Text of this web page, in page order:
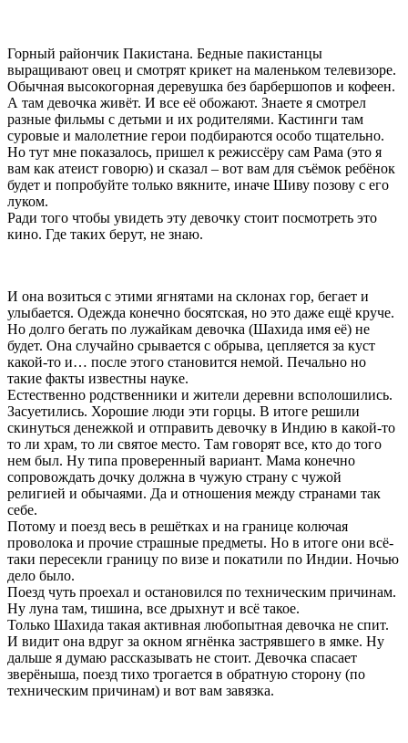
Горный райончик Пакистана. Бедные пакистанцы
выращивают овец и смотрят крикет на маленьком телевизоре.
Обычная высокогорная деревушка без барбершопов и кофеен.
А там девочка живёт. И все её обожают. Знаете я смотрел
разные фильмы с детьми и их родителями. Кастинги там
суровые и малолетние герои подбираются особо тщательно.
Но тут мне показалось, пришел к режиссёру сам Рама (это я
вам как атеист говорю) и сказал – вот вам для съёмок ребёнок
будет и попробуйте только вякните, иначе Шиву позову с его
луком.
Ради того чтобы увидеть эту девочку стоит посмотреть это
кино. Где таких берут, не знаю.
И она возиться с этими ягнятами на склонах гор, бегает и
улыбается. Одежда конечно босятская, но это даже ещё круче.
Но долго бегать по лужайкам девочка (Шахида имя её) не
будет. Она случайно срывается с обрыва, цепляется за куст
какой-то и… после этого становится немой. Печально но
такие факты известны науке.
Естественно родственники и жители деревни всполошились.
Засуетились. Хорошие люди эти горцы. В итоге решили
скинуться денежкой и отправить девочку в Индию в какой-то
то ли храм, то ли святое место. Там говорят все, кто до того
нем был. Ну типа проверенный вариант. Мама конечно
сопровождать дочку должна в чужую страну с чужой
религией и обычаями. Да и отношения между странами так
себе.
Потому и поезд весь в решётках и на границе колючая
проволока и прочие страшные предметы. Но в итоге они всё-
таки пересекли границу по визе и покатили по Индии. Ночью
дело было.
Поезд чуть проехал и остановился по техническим причинам.
Ну луна там, тишина, все дрыхнут и всё такое.
Только Шахида такая активная любопытная девочка не спит.
И видит она вдруг за окном ягнёнка застрявшего в ямке. Ну
дальше я думаю рассказывать не стоит. Девочка спасает
зверёныша, поезд тихо трогается в обратную сторону (по
техническим причинам) и вот вам завязка.